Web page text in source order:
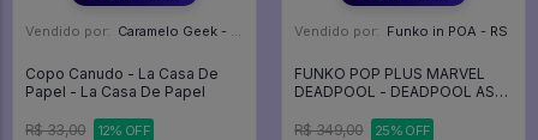
Vendido por: Caramelo Geek - DF
Copo Canudo - La Casa De
Papel - La Casa De Papel
R$ 33,00 12% OFF
Vendido por: Funko in POA - RS
FUNKO POP PLUS MARVEL
DEADPOOL - DEADPOOL AS
#1492
R$ 349,00 25% OFF